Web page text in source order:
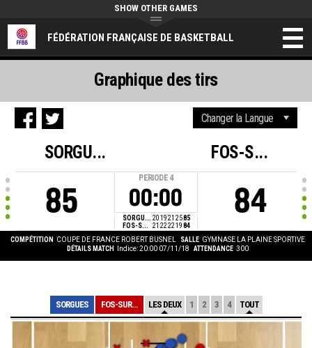
FÉDÉRATION FRANÇAISE DE BASKETBALL
SHOW OTHER GAMES
SORGU...
85
PERIODE 4
00:00
SORGU... 201921 2585
FOS-S...
21 22221984
FOS-S...
84
COMPÉTITION COUPE DE FRANCE ROBERT BUSNEL SALLE GYMNASE LA PLAINE SPORTIVE
DÉTAILS MATCH
Indice: 20:00 07/11/18 ATTENDANCE 300
Graphique des tirs
SORGUES FOS-SUR-MER LES DEUX 1 2 3 4 TOUT